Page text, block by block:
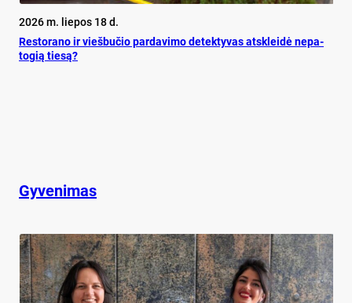
2026 m. liepos 18 d.
Res­to­ra­no ir vieš­bu­čio par­da­vi­mo de­tek­ty­vas at­sklei­dė ne­pa­
to­gią tie­są?
Gyvenimas